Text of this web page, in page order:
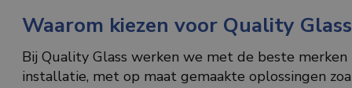
Waarom kiezen voor Quality
Bij Quality Glass werken we met de beste
installatie, met op maat gemaakte oplossingen